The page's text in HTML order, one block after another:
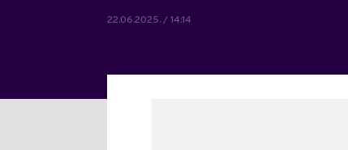
22.06.2025. / 14:14